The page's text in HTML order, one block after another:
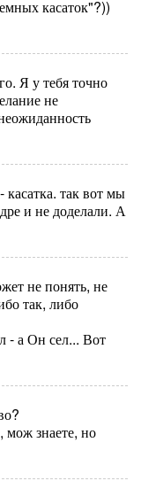
касаток"?))
Я у тебя точно
не
так вот мы
и не доделали. А
не понять, не
так, либо
- а Он сел... Вот
знаете, но